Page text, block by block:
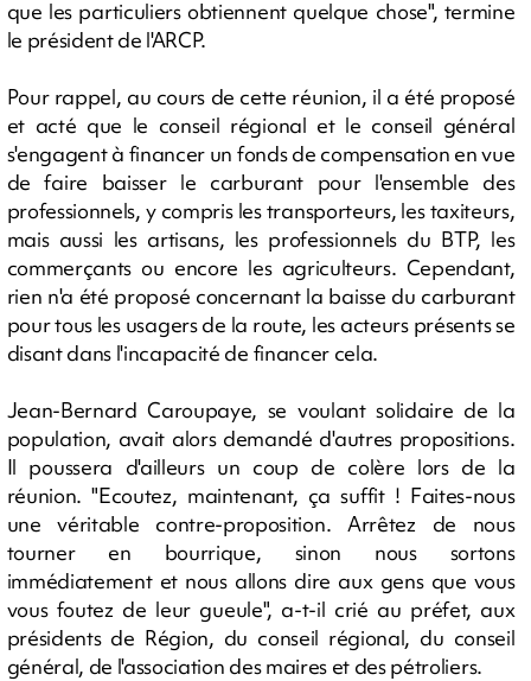
que les particuliers obtiennent quelque chose", termine
le président de l'ARCP.
Pour rappel, au cours de cette réunion, il a été proposé
et acté que le conseil régional et le conseil général
s'engagent à financer un fonds de compensation en vue
de faire baisser le carburant pour l'ensemble des
professionnels, y compris les transporteurs, les taxiteurs,
mais aussi les artisans, les professionnels du BTP, les
commerçants ou encore les agriculteurs. Cependant,
rien n'a été proposé concernant la baisse du carburant
pour tous les usagers de la route, les acteurs présents se
disant dans l'incapacité de financer cela.
Jean-Bernard Caroupaye, se voulant solidaire de la
population, avait alors demandé d'autres propositions.
Il poussera d'ailleurs un coup de colère lors de la
réunion. "Ecoutez, maintenant, ça suffit ! Faites-nous
une véritable contre-proposition. Arrêtez de nous
tourner en bourrique, sinon nous sortons
immédiatement et nous allons dire aux gens que vous
vous foutez de leur gueule", a-t-il crié au préfet, aux
présidents de Région, du conseil régional, du conseil
général, de l'association des maires et des pétroliers.